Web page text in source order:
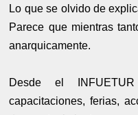
Lo que se olvido de
Parece que mientras
anarquicamente.
Desde el
capacitaciones, ferias,